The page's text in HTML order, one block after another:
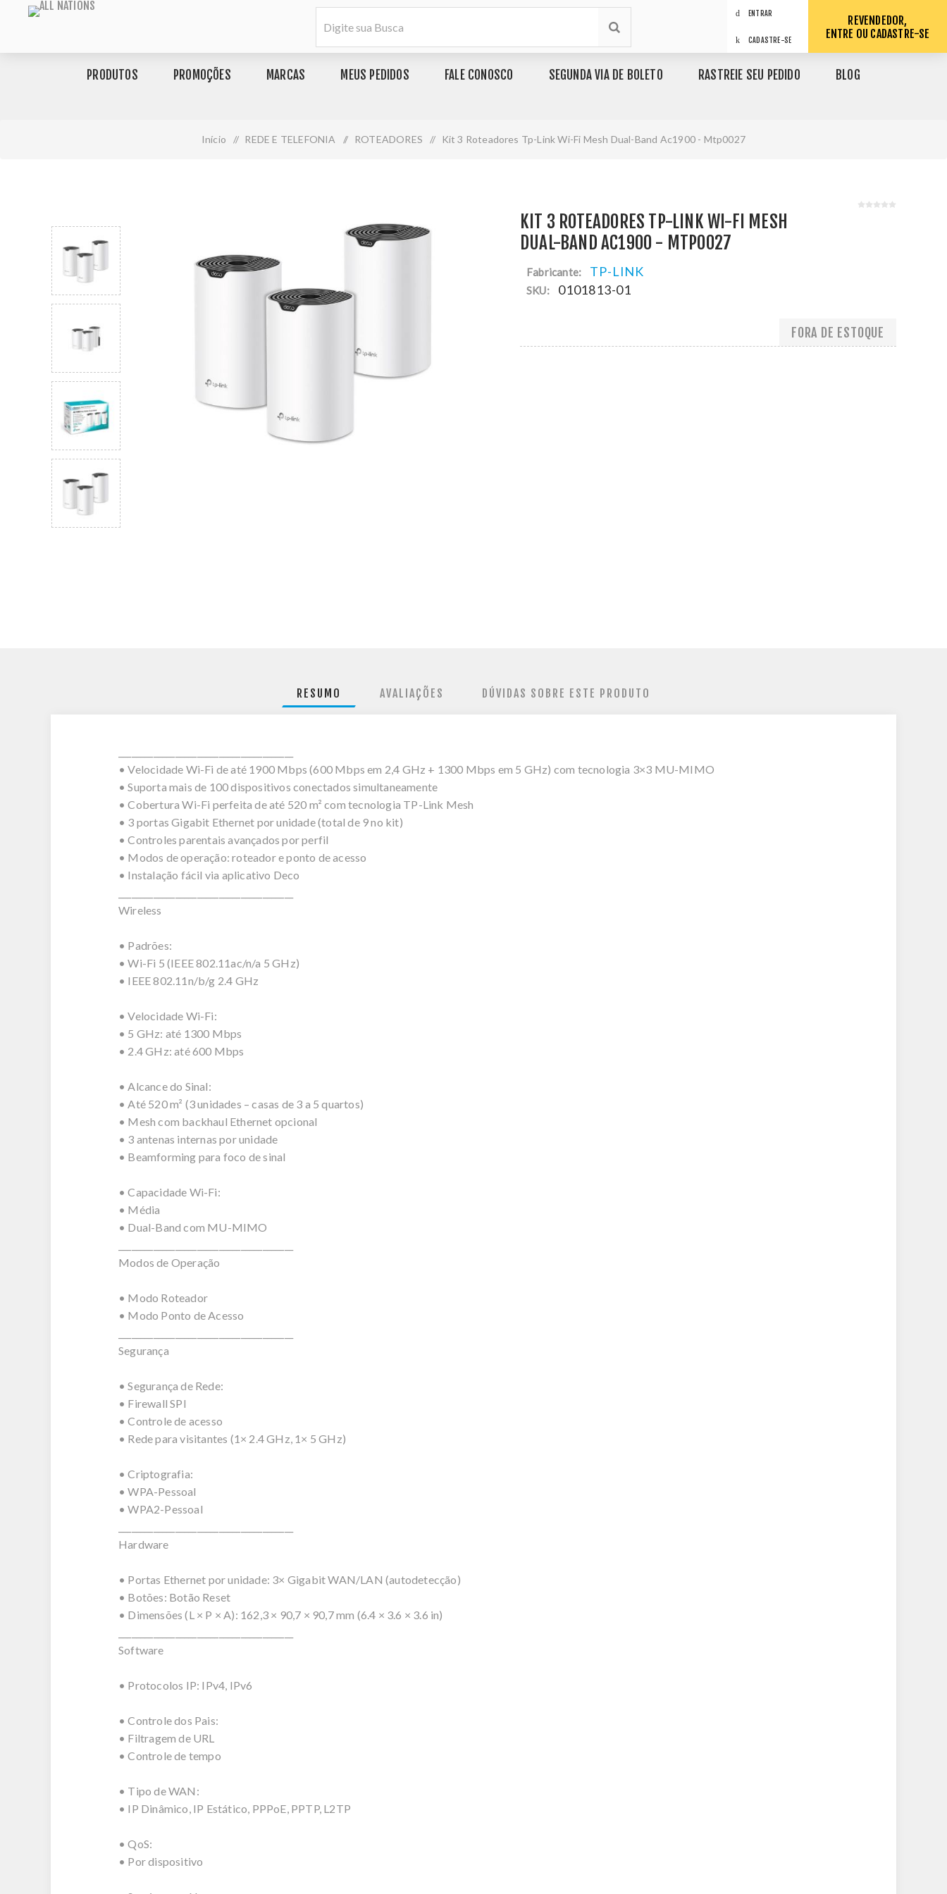
ENTRAR
CADASTRE-SE
REVENDEDOR,
ENTRE OU CADASTRE-SE
PRODUTOS PROMOÇÕES MARCAS MEUS PEDIDOS FALE CONOSCO SEGUNDA VIA DE BOLETO RASTREIE SEU PEDIDO BLOG
Início / REDE E TELEFONIA / ROTEADORES / Kit 3 Roteadores Tp-Link Wi-Fi Mesh Dual-Band Ac1900 - Mtp0027
KIT 3 ROTEADORES TP-LINK WI-FI MESH
DUAL-BAND AC1900 - MTP0027
Fabricante: TP-LINK
SKU: 0101813-01
FORA DE ESTOQUE
RESUMO AVALIAÇÕES DÚVIDAS SOBRE ESTE PRODUTO
• Velocidade Wi-Fi de até 1900 Mbps (600 Mbps em 2,4 GHz + 1300 Mbps em 5 GHz) com tecnologia 3×3 MU-MIMO
• Suporta mais de 100 dispositivos conectados simultaneamente
• Cobertura Wi-Fi perfeita de até 520 m² com tecnologia TP-Link Mesh
• 3 portas Gigabit Ethernet por unidade (total de 9 no kit)
• Controles parentais avançados por perfil
• Modos de operação: roteador e ponto de acesso
• Instalação fácil via aplicativo Deco
Wireless
• Padrões:
• Wi-Fi 5 (IEEE 802.11ac/n/a 5 GHz)
• IEEE 802.11n/b/g 2.4 GHz
• Velocidade Wi-Fi:
• 5 GHz: até 1300 Mbps
• 2.4 GHz: até 600 Mbps
• Alcance do Sinal:
• Até 520 m² (3 unidades – casas de 3 a 5 quartos)
• Mesh com backhaul Ethernet opcional
• 3 antenas internas por unidade
• Beamforming para foco de sinal
• Capacidade Wi-Fi:
• Média
• Dual-Band com MU-MIMO
Modos de Operação
• Modo Roteador
• Modo Ponto de Acesso
Segurança
• Segurança de Rede:
• Firewall SPI
• Controle de acesso
• Rede para visitantes (1× 2.4 GHz, 1× 5 GHz)
• Criptografia:
• WPA-Pessoal
• WPA2-Pessoal
Hardware
• Portas Ethernet por unidade: 3× Gigabit WAN/LAN (autodetecção)
• Botões: Botão Reset
• Dimensões (L × P × A): 162,3 × 90,7 × 90,7 mm (6.4 × 3.6 × 3.6 in)
Software
• Protocolos IP: IPv4, IPv6
• Controle dos Pais:
• Filtragem de URL
• Controle de tempo
• Tipo de WAN:
• IP Dinâmico, IP Estático, PPPoE, PPTP, L2TP
• QoS:
• Por dispositivo